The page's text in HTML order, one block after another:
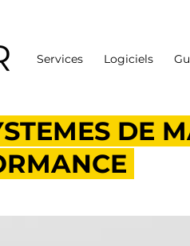
Services Logiciels
DE